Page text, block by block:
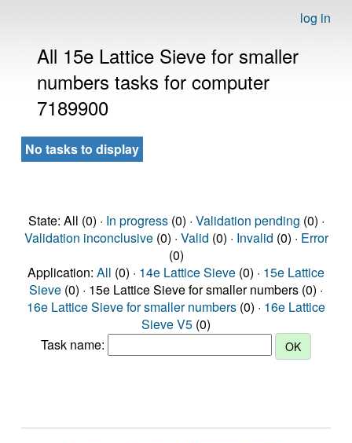
log in
All 15e Lattice Sieve for smaller
numbers tasks for computer
7189900
No tasks to display
State: All (0) · In progress(0) · Validation pending (0) ·
Validation inconclusive(0) · Valid (0) · Invalid (0) · Error
(0)
Application: All (0) · 14e Lattice Sieve (0) · 15e Lattice
Sieve (0) · 15e Lattice Sieve for smaller numbers (0) ·
16e Lattice Sieve for smaller numbers (0) · 16e Lattice
Sieve V5 (0)
Task name: